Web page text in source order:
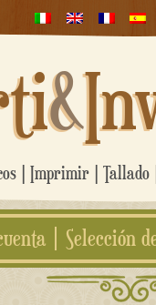
&
| Imprimir | Tallado
Selección